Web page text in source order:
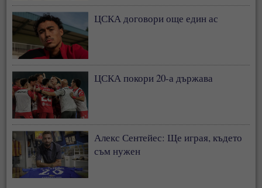
ЦСКА договори още един ас
ЦСКА покори 20-а държава
Алекс Сентейес: Ще играя, където
съм нужен